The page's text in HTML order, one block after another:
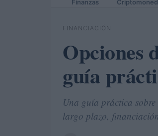
Finanzas
FINANCIACIÓN
Opciones
guía
Una guía práctica
largo plazo,